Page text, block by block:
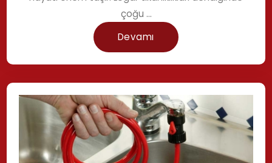
çoğu ...
Devamı